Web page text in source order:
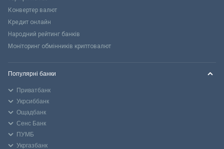
Конвертер валют
Кредит онлайн
Народний рейтинг банків
Моніторинг обмінників криптовалют
Популярні банки
Приватбанк
Укрсиббанк
Ощадбанк
Сенс Банк
ПУМБ
Укргазбанк